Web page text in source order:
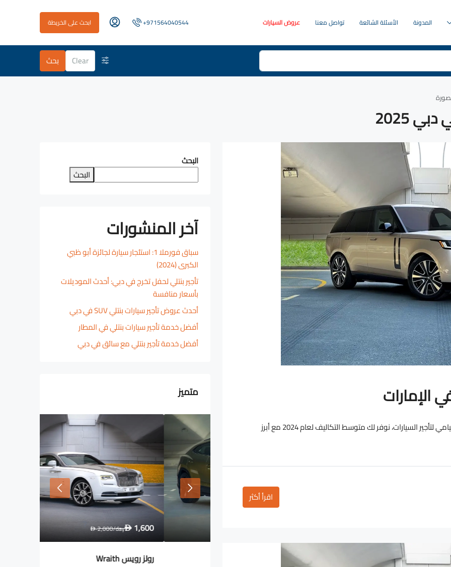
المدونة الأسئلة الشائعة تواصل معنا عروض السيارات +971564040544 ابحث على الخريطة
Clear بحث
2025
الإمارات
تعرف على أسعار تأجير لاند روفر في الإمارات مع مكتب ميامي لتأجير السيارات، نوفر لك متوسط التكاليف لعام 2024 مع أبرز
اقرأ أكثر
البحث
البحث
آخر المنشورات
سباق فورملا 1: استئجار سيارة لجائزة أبو ظبي
الكبرى (2024)
تأجير بنتلي لحفل تخرج في دبي: أحدث الموديلات
بأسعار منافسة
أحدث عروض تأجير سيارات بنتلي SUV في دبي
أفضل خدمة تأجير سيارات بنتلي في المطار
أفضل خدمة تأجير بنتلي مع سائق في دبي
متميز
لامبورغيني أوروس أخضر داكن
1,600
D2,000 /day